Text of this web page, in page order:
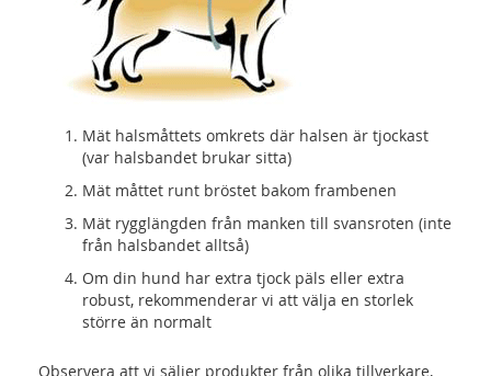
Mät halsmåttets omkrets där halsen är tjockast
(var halsbandet brukar sitta)
Mät måttet runt bröstet bakom frambenen
Mät rygglängden från manken till svansroten (inte
från halsbandet alltså)
Om din hund har extra tjock päls eller extra
robust, rekommenderar vi att välja en storlek
större än normalt
Observera att vi säljer produkter från olika tillverkare,